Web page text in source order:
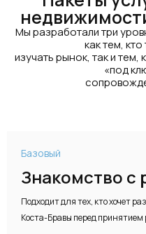
Мы разработали три
как тем,
изучать рынок, так и тем,
«под
Базовый
Знакомство с
Подходит для тех, кто хочет
Коста-Бравы перед принятием